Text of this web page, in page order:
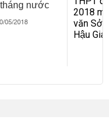
nước
05/2018